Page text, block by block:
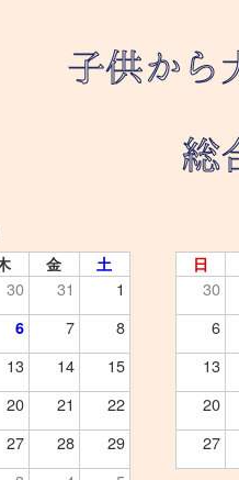
金 土
30 31
1
6 7
8
13 14
15
20 21
22
27 28
29
日
30
6
13
20
27